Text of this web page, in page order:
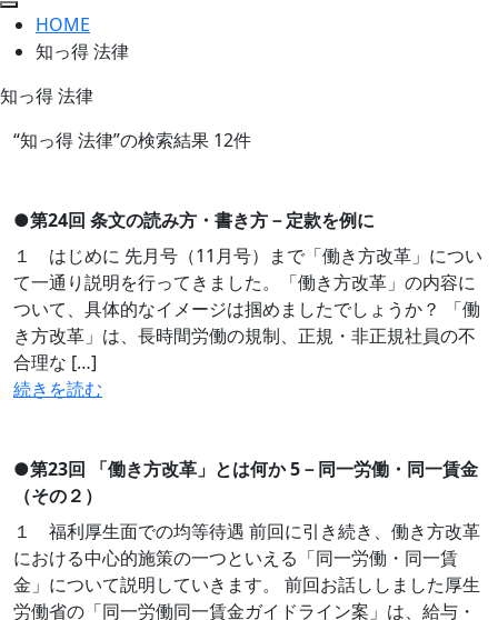
HOME
知っ得 法律
知っ得 法律
“知っ得 法律”の検索結果 12件
●第24回 条文の読み方・書き方－定款を例に
１ はじめに 先月号（11月号）まで「働き方改革」につい
て一通り説明を行ってきました。「働き方改革」の内容に
ついて、具体的なイメージは掴めましたでしょうか？ 「働
き方改革」は、長時間労働の規制、正規・非正規社員の不
合理な […]
続きを読む
●第23回 「働き方改革」とは何か 5－同一労働・同一賃金
（その２）
１ 福利厚生面での均等待遇 前回に引き続き、働き方改革
における中心的施策の一つといえる「同一労働・同一賃
金」について説明していきます。 前回お話ししました厚生
労働省の「同一労働同一賃金ガイドライン案」は、給与・